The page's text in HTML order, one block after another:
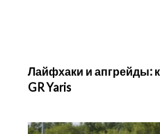
Лайфхаки и апгрейды:
GR Yaris